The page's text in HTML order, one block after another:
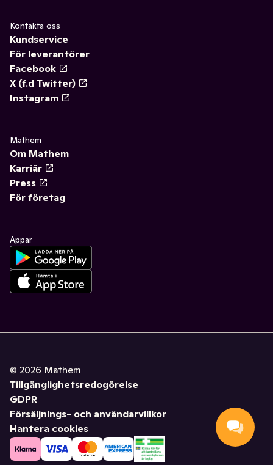
Kontakta oss
Kundservice
För leverantörer
Facebook
X (f.d Twitter)
Instagram
Mathem
Om Mathem
Karriär
Press
För företag
Appar
© 2026 Mathem
Tillgänglighetsredogörelse
GDPR
Försäljnings- och användarvillkor
Hantera cookies